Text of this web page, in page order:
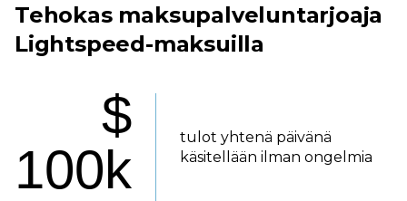
Tehokas maksupalveluntarjoaja
Lightspeed-maksuilla
$
100k
tulot yhtenä päivänä
käsitellään ilman ongelmia